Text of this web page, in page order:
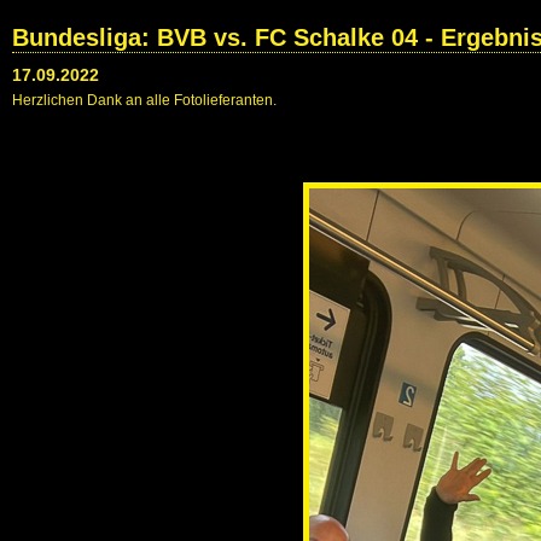
Bundesliga: BVB vs. FC Schalke 04 -
17.09.2022
Herzlichen Dank an alle Fotolieferanten.